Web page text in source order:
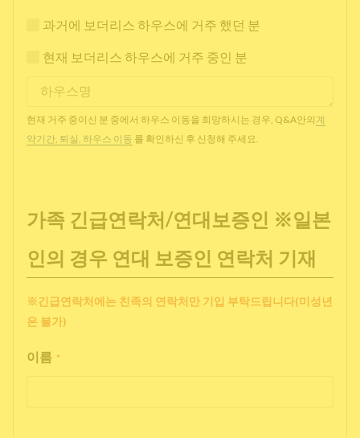
과거에 보더리스 하우스에 거주 했던 분
현재 보더리스 하우스에 거주 중인 분
현재 거주 중이신 분 중에서 하우스 이동을 희망하시는 경우, Q&A안의 계
약기간, 퇴실, 하우스 이동 를 확인하신 후 신청해 주세요.
가족 긴급연락처/연대보증인 ※일본
인의 경우 연대 보증인 연락처 기재
※긴급연락처에는 친족의 연락처만 기입 부탁드립니다(미성년
은 불가)
이름 *